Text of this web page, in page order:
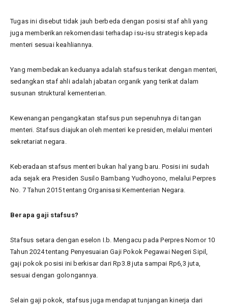
Tugas ini disebut tidak jauh berbeda dengan posisi staf ahli yang
juga memberikan rekomendasi terhadap isu-isu strategis kepada
menteri sesuai keahliannya.
Yang membedakan keduanya adalah stafsus terikat dengan menteri,
sedangkan staf ahli adalah jabatan organik yang terikat dalam
susunan struktural kementerian.
Kewenangan pengangkatan stafsus pun sepenuhnya di tangan
menteri. Stafsus diajukan oleh menteri ke presiden, melalui menteri
sekretariat negara.
Keberadaan stafsus menteri bukan hal yang baru. Posisi ini sudah
ada sejak era Presiden Susilo Bambang Yudhoyono, melalui Perpres
No. 7 Tahun 2015 tentang Organisasi Kementerian Negara.
Berapa gaji stafsus?
Stafsus setara dengan eselon I.b. Mengacu pada Perpres Nomor 10
Tahun 2024 tentang Penyesuaian Gaji Pokok Pegawai Negeri Sipil,
gaji pokok posisi ini berkisar dari Rp3.8 juta sampai Rp6,3 juta,
sesuai dengan golongannya.
Selain gaji pokok, stafsus juga mendapat tunjangan kinerja dari